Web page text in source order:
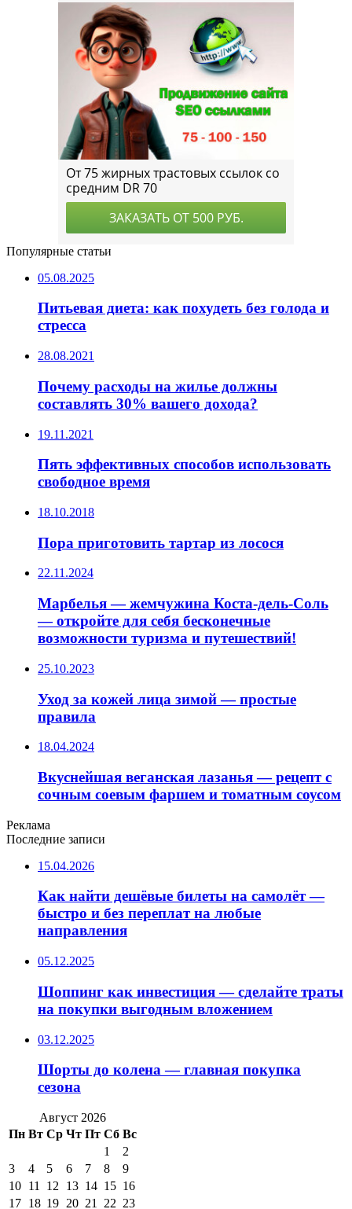
Популярные статьи
05.08.2025
Питьевая диета: как похудеть без голода и
стресса
28.08.2021
Почему расходы на жилье должны
составлять 30% вашего дохода?
19.11.2021
Пять эффективных способов использовать
свободное время
18.10.2018
Пора приготовить тартар из лосося
22.11.2024
Марбелья — жемчужина Коста-дель-Соль
— откройте для себя бесконечные
возможности туризма и путешествий!
25.10.2023
Уход за кожей лица зимой — простые
правила
18.04.2024
Вкуснейшая веганская лазанья — рецепт с
сочным соевым фаршем и томатным соусом
Реклама
Последние записи
15.04.2026
Как найти дешёвые билеты на самолёт —
быстро и без переплат на любые
направления
05.12.2025
Шоппинг как инвестиция — сделайте траты
на покупки выгодным вложением
03.12.2025
Шорты до колена — главная покупка
сезона
Август 2026
Пн Вт Ср Чт Пт Сб Вс
1
2
3
4 5 6 7 8
9
10 11 12 13 14 15 16
17 18 19 20 21 22 23